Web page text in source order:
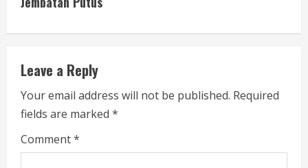
i
n
u
e
R
e
Leave a Reply
Your email address will not be published. Required
fields are marked *
Comment*